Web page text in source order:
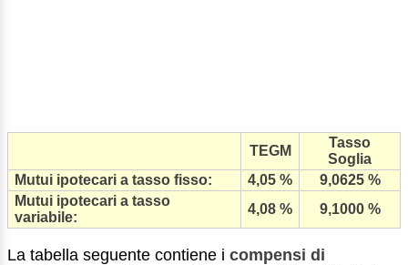
TEGM
Tasso
Soglia
Mutui ipotecari a tasso fisso:
4,05 %
9,0625 %
Mutui ipotecari a tasso
variabile:
4,08 % 9,1000 %
La tabella seguente contiene i compensi di